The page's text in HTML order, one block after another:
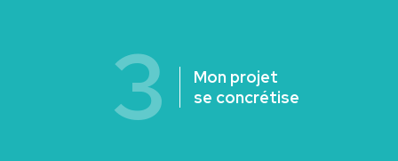
3
Mon projet
se concrétise